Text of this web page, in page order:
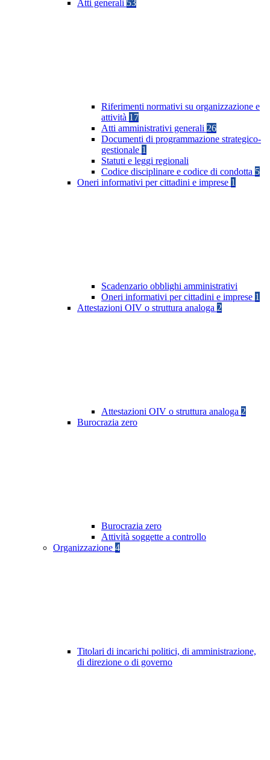
Atti generali 53
Riferimenti normativi su organizzazione e
attività 17
Atti amministrativi generali 26
Documenti di programmazione strategico-
gestionale 1
Statuti e leggi regionali
Codice disciplinare e codice di condotta 5
Oneri informativi per cittadini e imprese 1
Scadenzario obblighi amministrativi
Oneri informativi per cittadini e imprese 1
Attestazioni OIV o struttura analoga 2
Attestazioni OIV o struttura analoga 2
Burocrazia zero
Burocrazia zero
Attività soggette a controllo
Organizzazione 4
Titolari di incarichi politici, di amministrazione,
di direzione o di governo